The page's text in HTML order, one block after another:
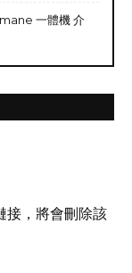
一體機 介
接，將會刪除該